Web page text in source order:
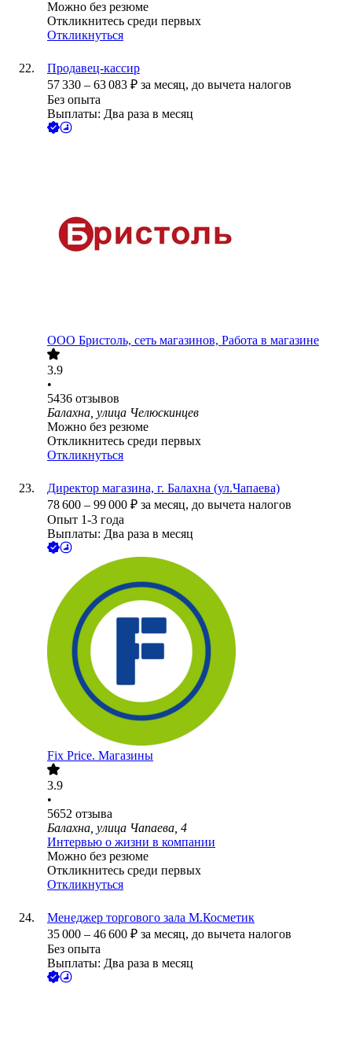
Можно без резюме
Откликнитесь среди первых
Откликнуться
Продавец-кассир
57 330 – 63 083 ₽ за месяц, до вычета налогов
Без опыта
Выплаты: Два раза в месяц
ООО Бристоль, сеть магазинов, Работа в магазине
3.9
•
5436 отзывов
Балахна, улица Челюскинцев
Можно без резюме
Откликнитесь среди первых
Откликнуться
Директор магазина, г. Балахна (ул.Чапаева)
78 600 – 99 000 ₽ за месяц, до вычета налогов
Опыт 1-3 года
Выплаты: Два раза в месяц
Fix Price. Магазины
3.9
•
5652 отзыва
Балахна, улица Чапаева, 4
Интервью о жизни в компании
Можно без резюме
Откликнитесь среди первых
Откликнуться
Менеджер торгового зала М.Косметик
35 000 – 46 600 ₽ за месяц, до вычета налогов
Без опыта
Выплаты: Два раза в месяц